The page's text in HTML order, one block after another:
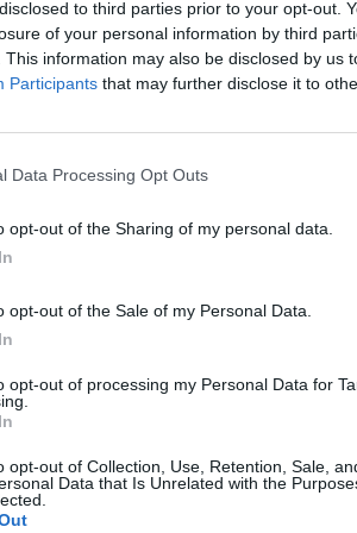
to third parties prior to your opt-out.
of your personal information by third
This information may also be disclosed by us
Participants that may further disclose it to
Data Processing Opt Outs
opt-out of the Sharing of my personal data.
opt-out of the Sale of my Personal Data.
opt-out of processing my Personal Data for
opt-out of Collection, Use, Retention, Sale,
Data that Is Unrelated with the
Receptai Žinios
vištienos ir lęšių
Velykų
itališka duona,
Vienos
Žinios